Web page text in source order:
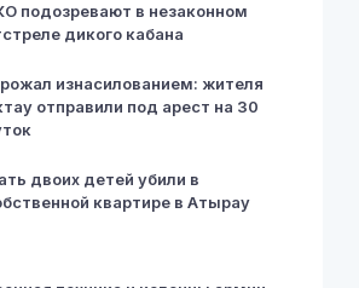
подозревают в незаконном
дикого кабана
изнасилованием: жителя
отправили под арест на 30
двоих детей убили в
квартире в Атырау